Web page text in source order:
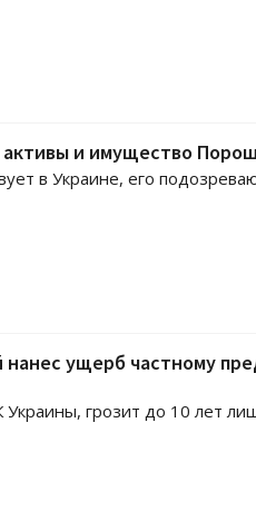
активы и имущество
в Украине, его
ущерб частному
Украины, грозит до 10 лет